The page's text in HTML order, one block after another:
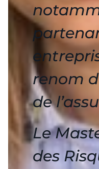
renom
de
Le
des